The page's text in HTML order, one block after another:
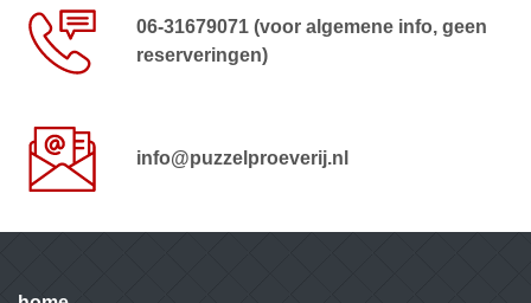
06-31679071 (voor algemene info, geen
reserveringen)
info@puzzelproeverij.nl